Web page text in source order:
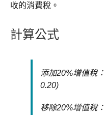
收的消費稅。
計算公式
添加20%增值稅
0.20)
移除20%增值稅